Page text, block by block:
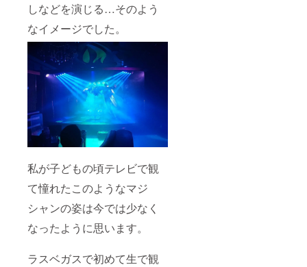
しなどを演じる…そのよう
なイメージでした。
私が子どもの頃テレビで観
て憧れたこのようなマジ
シャンの姿は今では少なく
なったように思います。
ラスベガスで初めて生で観